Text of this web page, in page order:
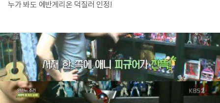
누가 봐도 에반게리온 덕질러 인정!